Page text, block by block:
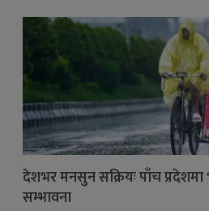
देशभर मनसुन सक्रियः पाँच प्रदेशमा
सम्भावना